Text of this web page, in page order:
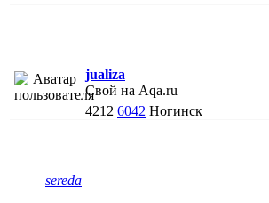
jualiza
Свой на Aqa.ru
4212 6042 Ногинск
sereda